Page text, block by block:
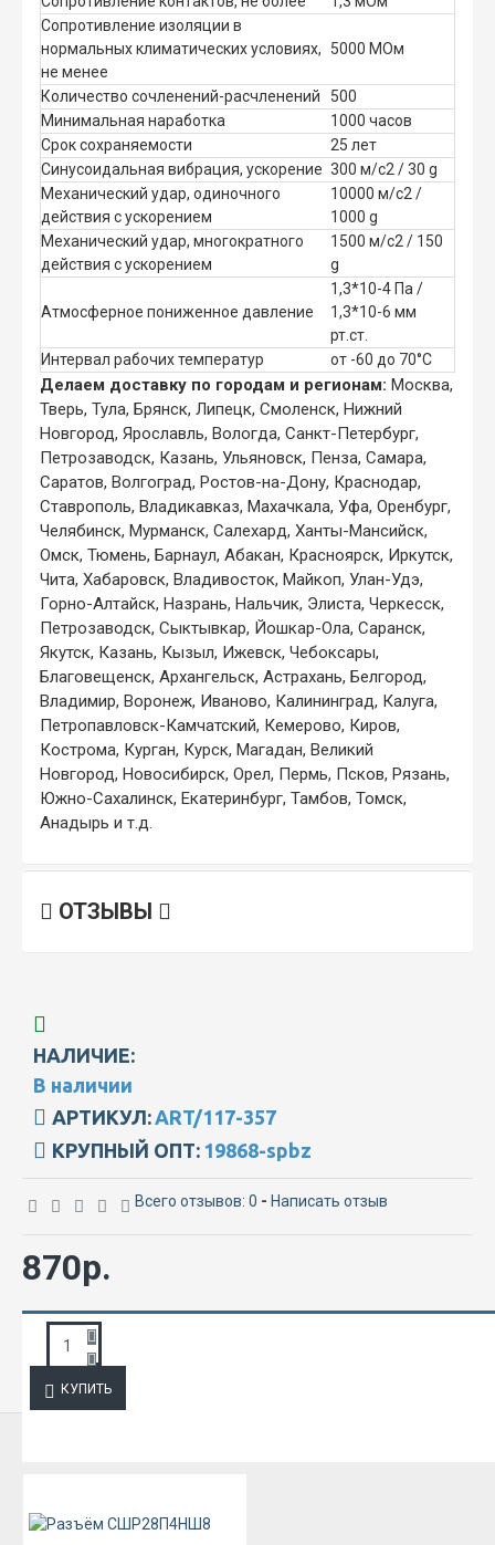
Сопротивление изоляции в
нормальных климатических условиях,
не менее
5000 МОм
Количество сочленений-расчленений
500
Минимальная наработка
1000 часов
Срок сохраняемости
25 лет
Синусоидальная вибрация, ускорение 300 м/с2 / 30 g
Механический удар, одиночного
действия с ускорением
10000 м/с2 /
1000 g
Механический удар, многократного
действия с ускорением
1500 м/с2 / 150
g
Атмосферное пониженное давление
1,3*10-4 Па /
1,3*10-6 мм
рт.ст.
Интервал рабочих температур
от -60 до 70°С
Делаем доставку по городам и регионам: Москва,
Тверь, Тула, Брянск, Липецк, Смоленск, Нижний
Новгород, Ярославль, Вологда, Санкт-Петербург,
Петрозаводск, Казань, Ульяновск, Пенза, Самара,
Саратов, Волгоград, Ростов-на-Дону, Краснодар,
Ставрополь, Владикавказ, Махачкала, Уфа, Оренбург,
Челябинск, Мурманск, Салехард, Ханты-Мансийск,
Омск, Тюмень, Барнаул, Абакан, Красноярск, Иркутск,
Чита, Хабаровск, Владивосток, Майкоп, Улан-Удэ,
Горно-Алтайск, Назрань, Нальчик, Элиста, Черкесск,
Петрозаводск, Сыктывкар, Йошкар-Ола, Саранск,
Якутск, Казань, Кызыл, Ижевск, Чебоксары,
Благовещенск, Архангельск, Астрахань, Белгород,
Владимир, Воронеж, Иваново, Калининград, Калуга,
Петропавловск-Камчатский, Кемерово, Киров,
Кострома, Курган, Курск, Магадан, Великий
Новгород, Новосибирск, Орел, Пермь, Псков, Рязань,
Южно-Сахалинск, Екатеринбург, Тамбов, Томск,
Анадырь и т.д.
ОТЗЫВЫ
НАЛИЧИЕ:
В наличии
АРТИКУЛ: ART/117-357
КРУПНЫЙ ОПТ: 19868-spbz
Всего отзывов: 0 - Написать отзыв
870р.
КУПИТЬ